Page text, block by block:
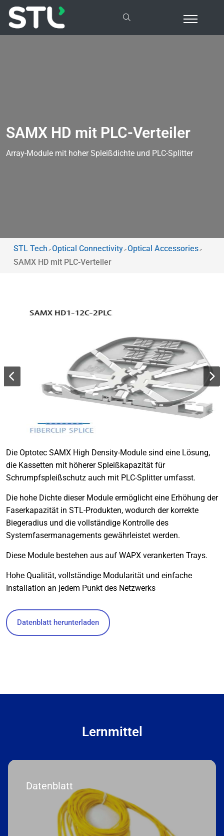
SAMX HD mit PLC-Verteiler
Array-Module mit hoher Spleißdichte und PLC-Splitter
STL Tech >Optical Connectivity>Optical Accessories>
SAMX HD mit PLC-Verteiler
Die Optotec SAMX High Density-Module sind eine Lösung,
die Kassetten mit höherer Spleißkapazität für
Schrumpfspleißschutz auch mit PLC-Splitter umfasst.
Die hohe Dichte dieser Module ermöglicht eine Erhöhung der
Faserkapazität in STL-Produkten, wodurch der korrekte
Biegeradius und die vollständige Kontrolle des
Systemfasermanagements gewährleistet werden.
Diese Module bestehen aus auf WAPX verankerten Trays.
Hohe Qualität, vollständige Modularität und einfache
Installation an jedem Punkt des Netzwerks
Datenblatt herunterladen
Lernmittel
Datenblatt